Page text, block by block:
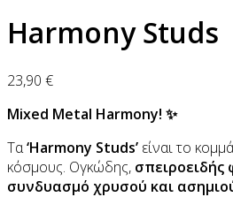
Harmony Studs
23,90 €
Mixed Metal Harmony! ✨
Τα‘Harmony Studs’ είναι το
κόσμους. Ογκώδης, σπειροειδής
συνδυασμό χρυσού και